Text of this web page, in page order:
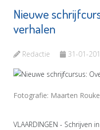
Nieuwe
verhalen
Redactie 31-01-
Fotografie: Maarten
VLAARDINGEN - Schrijven